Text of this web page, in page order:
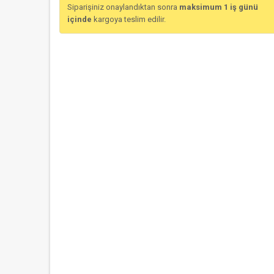
Siparişiniz onaylandıktan sonra maksimum 1 iş günü
içinde kargoya teslim edilir.